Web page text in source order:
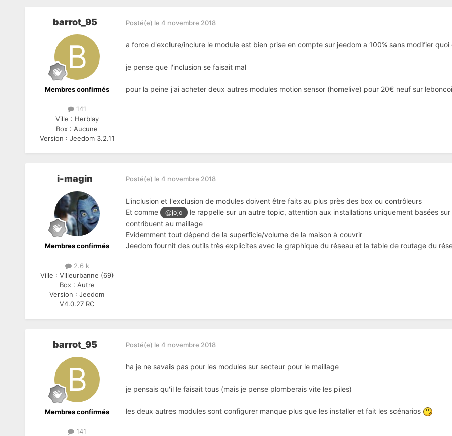
barrot_95
Membres confirmés
141
Ville : Herblay
Box :Aucune
Version : Jeedom 3.2.11
Posté(e) le 4 novembre 2018
a force d'exclure/inclure le module est bien prise en compte sur jeedom a 100% sans modifier quoi
je pense que l'inclusion se faisait mal
pour la peine j'ai acheter deux autres modules motion sensor (homelive) pour 20€ neuf sur
i-magin
Membres confirmés
2.6 k
Ville : Villeurbanne (69)
Box : Autre
Version :Jeedom
V4.0.27 RC
Posté(e) le 4 novembre 2018
L'inclusion et l'exclusion de modules doivent être faits au plus près des box ou contrôleurs
Et comme
@jojo
le rappelle sur un autre topic, attention aux installations uniquement basées
contribuent au maillage
Evidemment tout dépend de la superficie/volume de la maison à couvrir
Jeedom fournit des outils très explicites avec le graphique du réseau et la table de routage du
barrot_95
Membres confirmés
141
Posté(e) le 4 novembre 2018
ha je ne savais pas pour les modules sur secteur pour le maillage
je pensais qu'il le faisait tous (mais je pense plomberais vite les piles)
les deux autres modules sont configurer manque plus que les installer et fait les scénarios